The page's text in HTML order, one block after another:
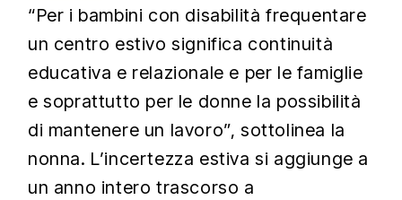
“Per i bambini con disabilità frequentare
un centro estivo significa continuità
educativa e relazionale e per le famiglie
e soprattutto per le donne la possibilità
di mantenere un lavoro”, sottolinea la
nonna. L’incertezza estiva si aggiunge a
un anno intero trascorso a